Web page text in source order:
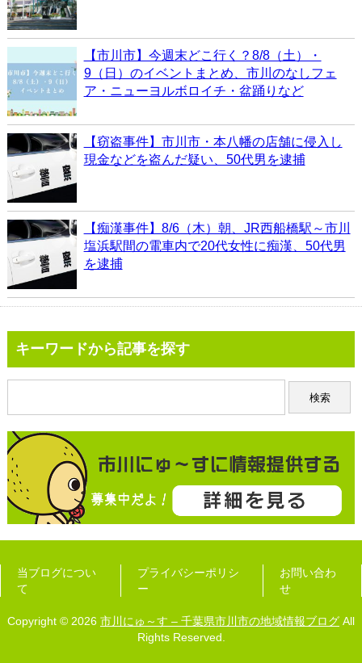
【市川市】今週末どこ行く？8/8（土）・
9（日）のイベントまとめ、市川のなしフェ
ア・ニューヨルボロイチ・盆踊りなど
【窃盗事件】市川市・本八幡の店舗に侵入し
現金などを盗んだ疑い、50代男を逮捕
【痴漢事件】8/6（木）朝、JR西船橋駅～市川
塩浜駅間の電車内で20代女性に痴漢、50代男
を逮捕
キーワードから記事を探す
当ブログについ
て
プライバシーポリシ
ー
お問い合わ
せ
Copyright © 2026 市川にゅ～す – 千葉県市川市の地域情報ブログ All
Rights Reserved.